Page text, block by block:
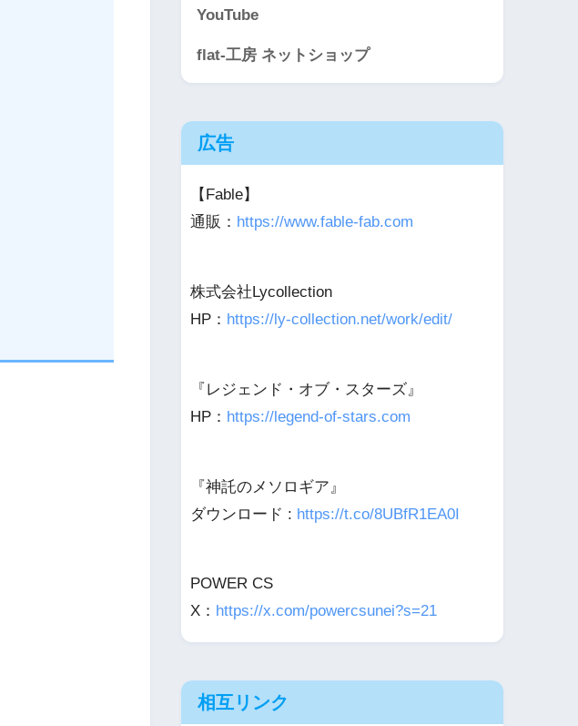
YouTube
flat-工房 ネットショップ
広告
【Fable】
通販： https://www.fable-fab.com
株式会社Lycollection
HP： https://ly-collection.net/work/edit/
『レジェンド・オブ・スターズ』
HP： https://legend-of-stars.com
『神託のメソロギア』
ダウンロード : https://t.co/8UBfR1EA0I
POWER CS
X： https://x.com/powercsunei?s=21
相互リンク